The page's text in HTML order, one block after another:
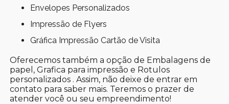
Envelopes Personalizados
Impressão de Flyers
Gráfica Impressão Cartão de Visita
Oferecemos também a opção de Embalagens de
papel, Grafica para impressão e Rotulos
personalizados . Assim, não deixe de entrar em
contato para saber mais. Teremos o prazer de
atender você ou seu empreendimento!